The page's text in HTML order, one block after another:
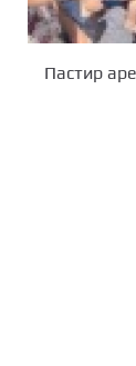
Пастир